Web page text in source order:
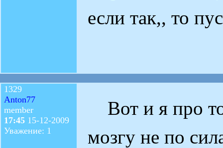
если так,, то
1329
Anton77
member
17:45 15-12-2009
Уважение: 1
Вот и я про
мозгу не по